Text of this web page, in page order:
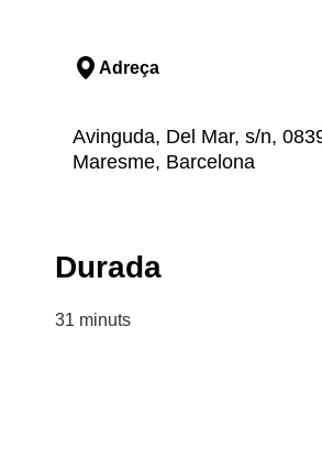
Adreça
Avinguda, Del Mar, s/n,
Maresme, Barcelona
Durada
31 minuts